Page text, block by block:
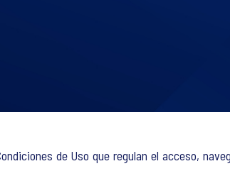
de Uso que regulan el acceso,